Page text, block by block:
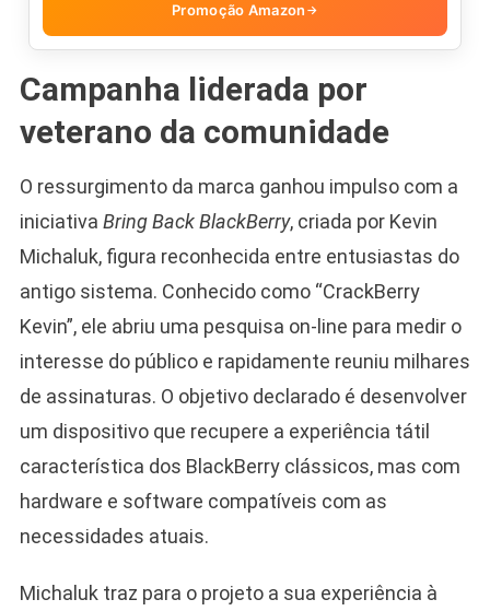
Promoção Amazon →
Campanha liderada por
veterano da comunidade
O ressurgimento da marca ganhou impulso com a
iniciativa Bring Back BlackBerry, criada por Kevin
Michaluk, figura reconhecida entre entusiastas do
antigo sistema. Conhecido como “CrackBerry
Kevin”, ele abriu uma pesquisa on-line para medir o
interesse do público e rapidamente reuniu milhares
de assinaturas. O objetivo declarado é desenvolver
um dispositivo que recupere a experiência tátil
característica dos BlackBerry clássicos, mas com
hardware e software compatíveis com as
necessidades atuais.
Michaluk traz para o projeto a sua experiência à